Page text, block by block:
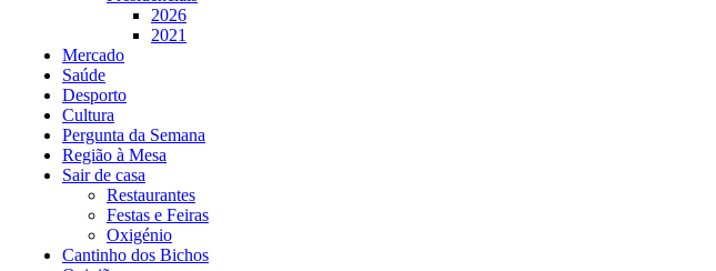
2026
2021
Mercado
Saúde
Desporto
Cultura
Pergunta da Semana
Região à Mesa
Sair de casa
Restaurantes
Festas e Feiras
Oxigénio
Cantinho dos Bichos